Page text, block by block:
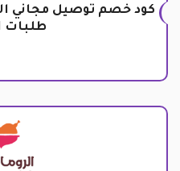
كود خصم توصيل مجاني
طلبات